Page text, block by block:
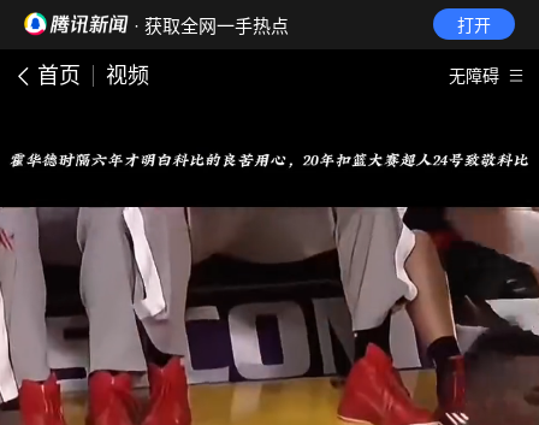
· 获取全网一手热点 打开
首页 视频 无障碍